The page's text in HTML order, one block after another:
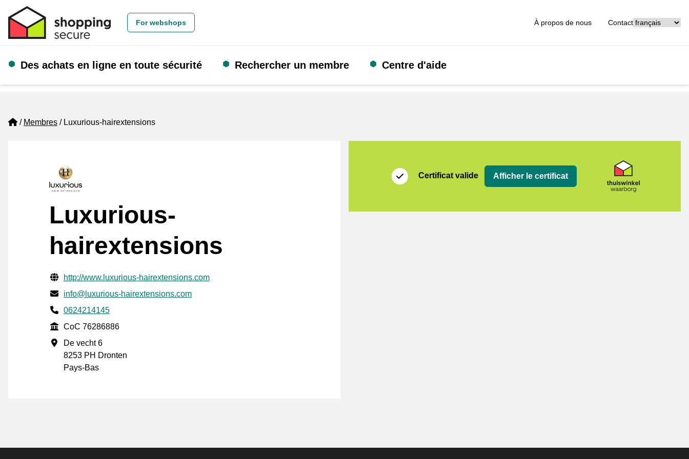
For webshops À propos de nous Contact
Des achats en ligne en toute sécurité Rechercher un membre Centre d'aide
Home
Membres Luxurious-hairextensions
Luxurious-
hairextensions
Informations de contact vérifiées
Website URL
http://www.luxurious-hairextensions.com
E-mail
info@luxurious-hairextensions.com
Phone number
0624214145
CoC
CoC 76286886
Adresse professionnelle
De vecht 6
8253 PH Dronten
Pays-Bas
Certificat valide Afficher le certificat